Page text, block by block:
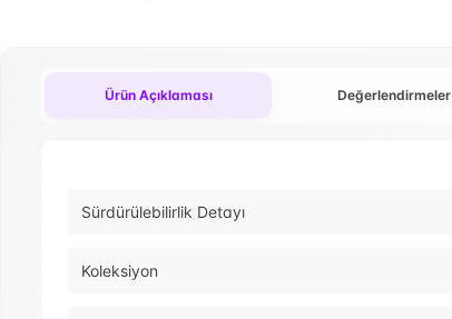
Ürün Açıklaması Değerlendirmeler
Sürdürülebilirlik Detayı
Koleksiyon